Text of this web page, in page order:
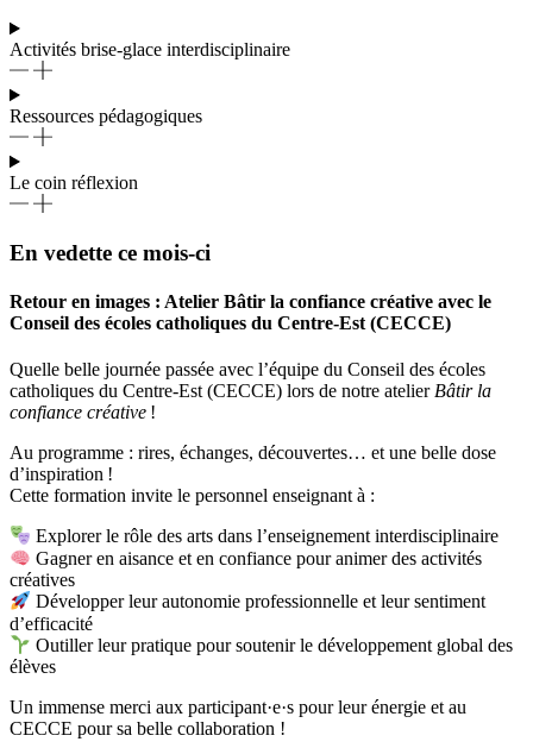
Activités brise-glace interdisciplinaire
Ressources pédagogiques
Le coin réflexion
En vedette ce mois-ci
Retour en images : Atelier Bâtir la confiance créative avec le
Conseil des écoles catholiques du Centre-Est (CECCE)
Quelle belle journée passée avec l’équipe du Conseil des écoles
catholiques du Centre-Est (CECCE) lors de notre atelierBâtir la
confiance créative !
Au programme : rires, échanges, découvertes… et une belle dose
d’inspiration !
Cette formation invite le personnel enseignant à :
Explorer le rôle des arts dans l’enseignement interdisciplinaire
Gagner en aisance et en confiance pour animer des activités
créatives
Développer leur autonomie professionnelle et leur sentiment
d’efficacité
Outiller leur pratique pour soutenir le développement global des
élèves
Un immense merci aux participant·e·s pour leur énergie et au
CECCE pour sa belle collaboration !